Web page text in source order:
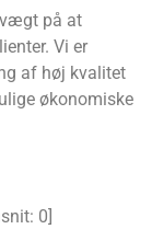
på at
Vi er
af høj kvalitet
økonomiske
0